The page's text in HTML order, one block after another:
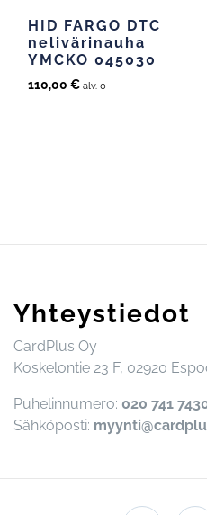
HID FARGO DTC
nelivärinauha
YMCKO 045030
110,00 € alv. 0
Yhteystiedot
CardPlus Oy
Koskelontie 23 F, 02920
Puhelinnumero: 020 741
Sähköposti: